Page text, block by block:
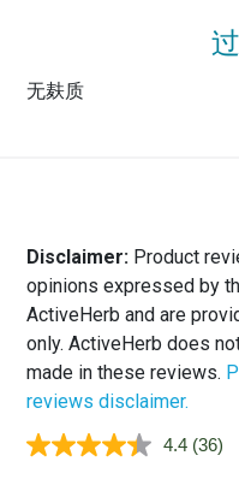
无麸质
Disclaimer:Product
opinions expressed by
ActiveHerb and are
only. ActiveHerb does
made in these reviews.
reviews disclaimer.
4.4 Read
(36)